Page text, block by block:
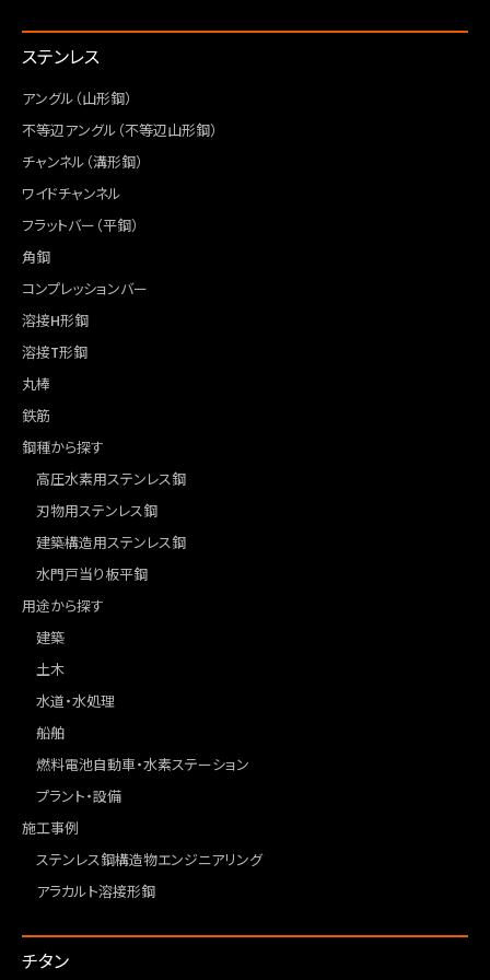
ステンレス
アングル（山形鋼）
不等辺アングル（不等辺山形鋼）
チャンネル（溝形鋼）
ワイドチャンネル
フラットバー（平鋼）
角鋼
コンプレッションバー
溶接H形鋼
溶接T形鋼
丸棒
鉄筋
鋼種から探す
高圧水素用ステンレス鋼
刃物用ステンレス鋼
建築構造用ステンレス鋼
水門戸当り板平鋼
用途から探す
建築
土木
水道・水処理
船舶
燃料電池自動車・水素ステーション
プラント・設備
施工事例
ステンレス鋼構造物エンジニアリング
アラカルト溶接形鋼
チタン